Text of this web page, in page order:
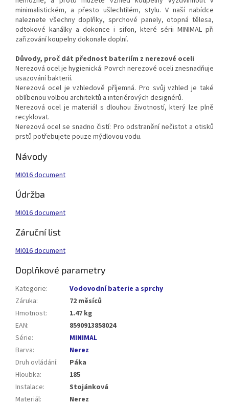
minimalistickém, a přesto ušlechtilém, stylu. V naší nabídce
naleznete všechny doplňky, sprchové panely, otopná tělesa,
odtokové kanálky a dokonce i sifon, které sérii MINIMAL při
zařizování koupelny dokonale doplní.
Důvody, proč dát přednost bateriím z nerezové oceli
Nerezová ocel je hygienická: Povrch nerezové oceli znesnadňuje
usazování bakterií.
Nerezová ocel je vzhledově příjemná. Pro svůj vzhled je také
oblíbenou volbou architektů a interiérových designérů.
Nerezová ocel je materiál s dlouhou životností, který lze plně
recyklovat.
Nerezová ocel se snadno čistí: Pro odstranění nečistot a otisků
prstů potřebujete pouze mýdlovou vodu.
Návody
MI016 document
Údržba
MI016 document
Záruční list
MI016 document
Doplňkové parametry
Kategorie:
Vodovodní baterie a sprchy
Záruka:
72 měsíců
Hmotnost:
1.47 kg
EAN:
8590913858024
Série:
MINIMAL
Barva:
Nerez
Druh ovládání:
Páka
Hloubka:
185
Instalace:
Stojánková
Materiál:
Nerez